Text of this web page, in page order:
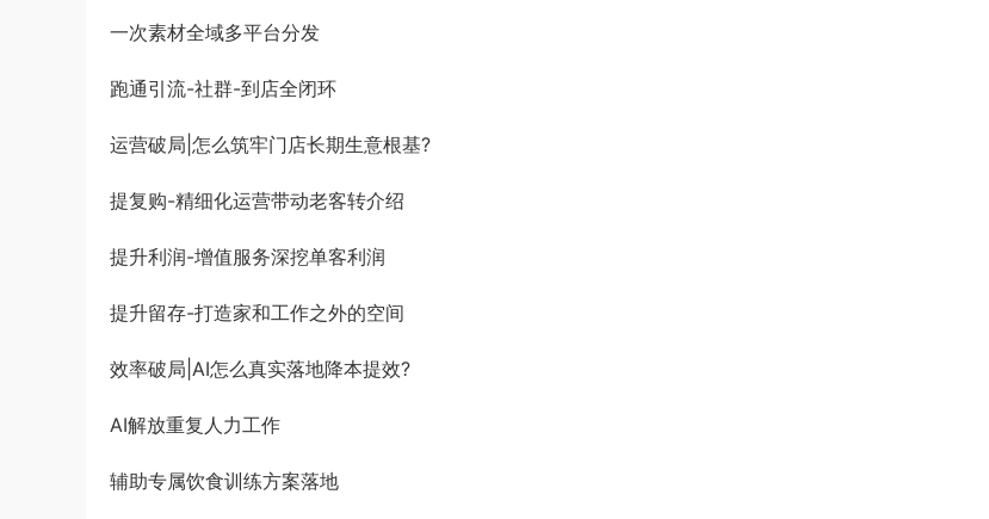
一次素材全域多平台分发
跑通引流-社群-到店全闭环
运营破局|怎么筑牢门店长期生意根基?
提复购-精细化运营带动老客转介绍
提升利润-增值服务深挖单客利润
提升留存-打造家和工作之外的空间
效率破局|AI怎么真实落地降本提效?
AI解放重复人力工作
辅助专属饮食训练方案落地